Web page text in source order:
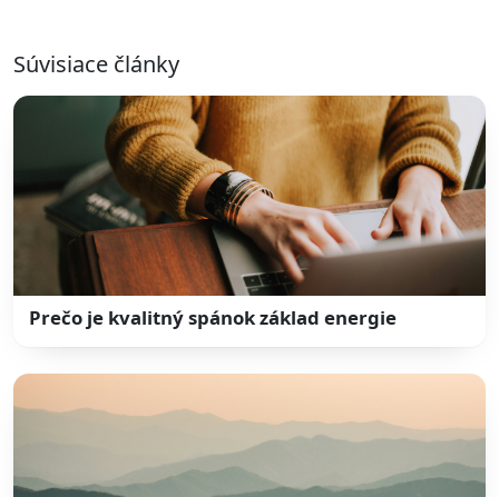
Súvisiace články
Prečo je kvalitný spánok základ energie